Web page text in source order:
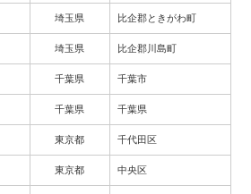
埼玉県 比企郡ときがわ町
埼玉県 比企郡川島町
千葉県 千葉市
千葉県 千葉県
東京都 千代田区
東京都 中央区